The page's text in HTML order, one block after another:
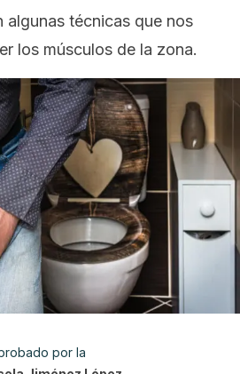
algunas técnicas que nos
los músculos de la zona.
por la